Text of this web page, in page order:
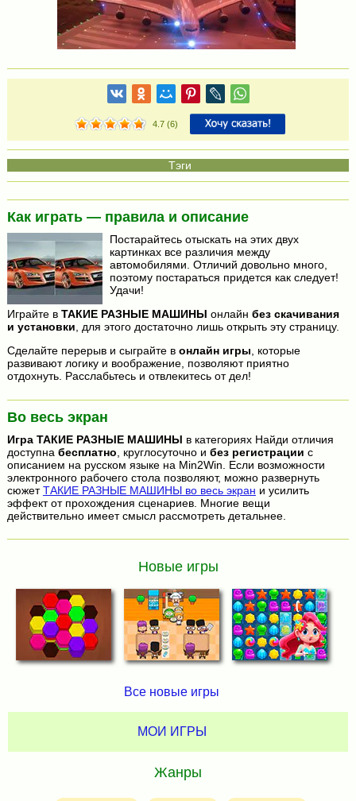
4.7(6)
Как играть — правила и описание
Постарайтесь отыскать на этих двух
картинках все различия между
автомобилями. Отличий довольно много,
поэтому постараться придется как следует!
Удачи!
Играйте в ТАКИЕ РАЗНЫЕ МАШИНЫ онлайн без скачивания
и установки , для этого достаточно лишь открыть эту страницу.
Сделайте перерыв и сыграйте в онлайн игры, которые
развивают логику и воображение, позволяют приятно
отдохнуть. Расслабьтесь и отвлекитесь от дел!
Во весь экран
Игра ТАКИЕ РАЗНЫЕ МАШИНЫ в категориях Найди отличия
доступна бесплатно , круглосуточно и без регистрации с
описанием на русском языке на Min2Win. Если возможности
электронного рабочего стола позволяют, можно развернуть
сюжетТАКИЕ РАЗНЫЕ МАШИНЫ во весь экран и усилить
эффект от прохождения сценариев. Многие вещи
действительно имеет смысл рассмотреть детальнее.
Новые игры
Все новые игры
МОИ ИГРЫ
Жанры